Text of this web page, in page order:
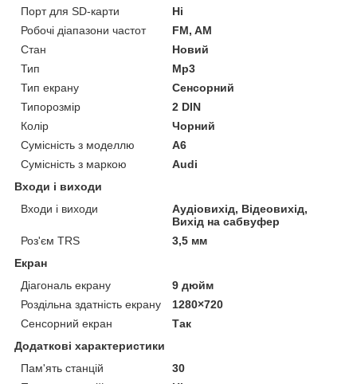
Порт для SD-карти
Ні
Робочі діапазони частот
FM, AM
Стан
Новий
Тип
Mp3
Тип екрану
Сенсорний
Типорозмір
2 DIN
Колір
Чорний
Сумісність з моделлю
A6
Сумісність з маркою
Audi
Входи і виходи
Входи і виходи
Аудіовихід, Відеовихід,
Вихід на сабвуфер
Роз'єм TRS
3,5 мм
Екран
Діагональ екрану
9 дюйм
Роздільна здатність екрану
1280×720
Сенсорний екран
Так
Додаткові характеристики
Пам'ять станцій
30